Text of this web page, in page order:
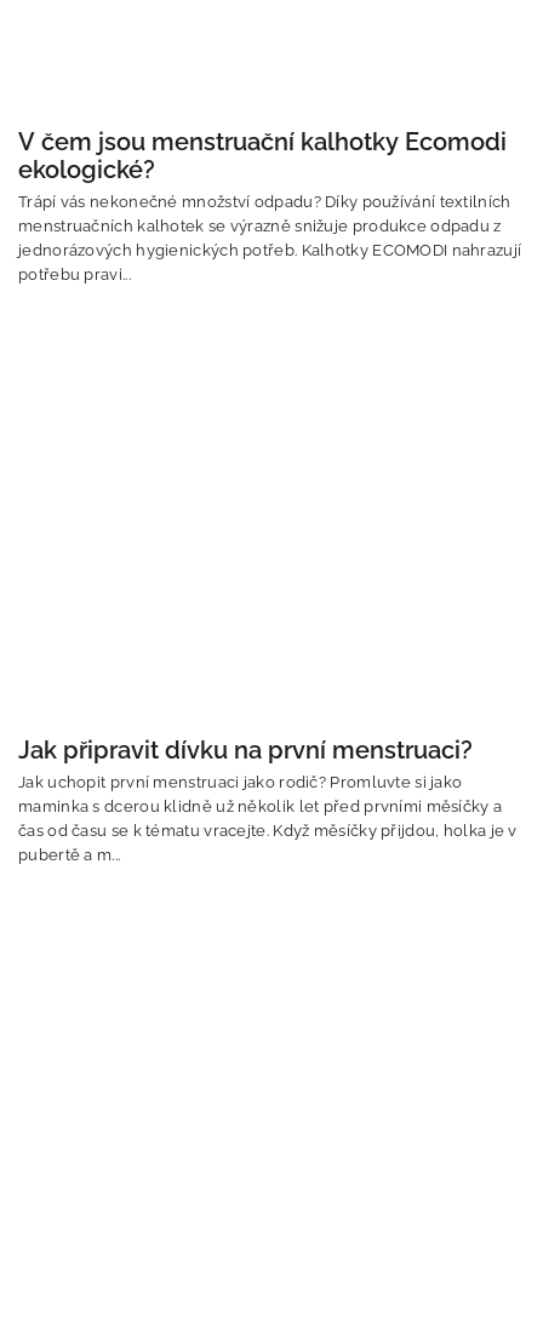
V čem jsou menstruační kalhotky Ecomodi
ekologické?
Trápí vás nekonečné množství odpadu? Díky používání textilních
menstruačních kalhotek se výrazně snižuje produkce odpadu z
jednorázových hygienických potřeb. Kalhotky ECOMODI nahrazují
potřebu pravi...
Jak připravit dívku na první menstruaci?
Jak uchopit první menstruaci jako rodič? Promluvte si jako
maminka s dcerou klidně už několik let před prvními měsíčky a
čas od času se k tématu vracejte. Když měsíčky přijdou, holka je v
pubertě a m...